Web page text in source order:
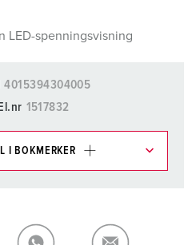
LED-spenningsvisning
4015394304005
El.nr 1517832
I BOKMERKER
LEGG TIL